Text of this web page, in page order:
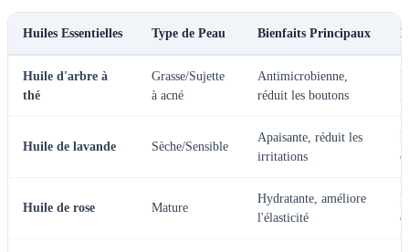
Huiles Essentielles Type de Peau Bienfaits Principaux
Huile d'arbre à
thé
Grasse/Sujette
à acné
Antimicrobienne,
réduit les boutons
Huile de lavande Sèche/Sensible
Apaisante, réduit les
irritations
Huile de rose Mature
Hydratante, améliore
l'élasticité